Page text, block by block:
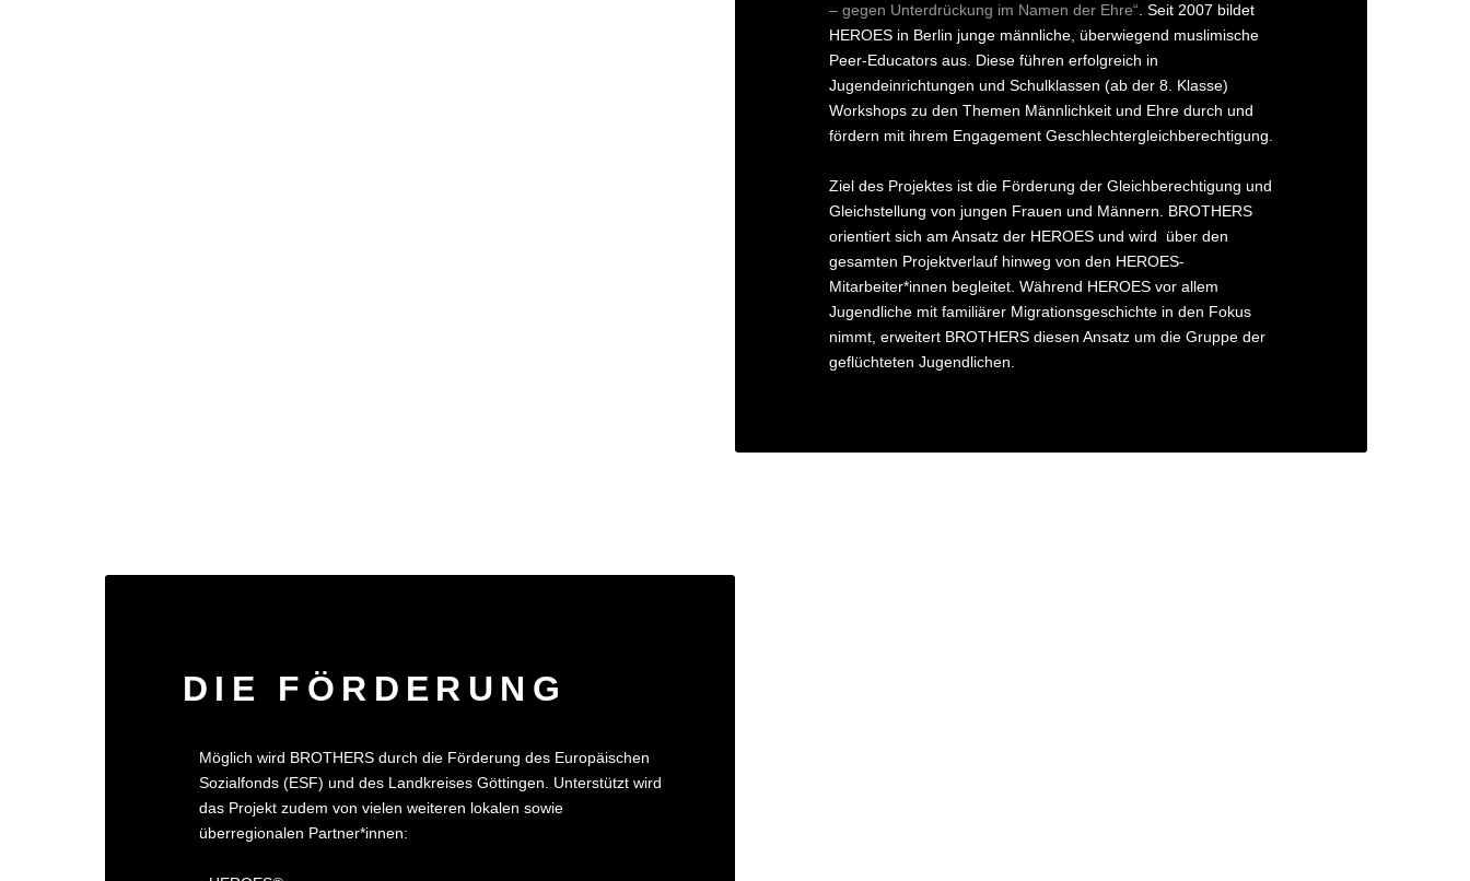
– gegen Unterdrückung im Namen der Ehre“ . Seit 2007 bildet
HEROES in Berlin junge männliche, überwiegend muslimische
Peer-Educators aus. Diese führen erfolgreich in
Jugendeinrichtungen und Schulklassen (ab der 8. Klasse)
Workshops zu den Themen Männlichkeit und Ehre durch und
fördern mit ihrem Engagement Geschlechtergleichberechtigung.
Ziel des Projektes ist die Förderung der Gleichberechtigung und
Gleichstellung von jungen Frauen und Männern. BROTHERS
orientiert sich am Ansatz der HEROES und wird über den
gesamten Projektverlauf hinweg von den HEROES-
Mitarbeiter*innen begleitet. Während HEROES vor allem
Jugendliche mit familiärer Migrationsgeschichte in den Fokus
nimmt, erweitert BROTHERS diesen Ansatz um die Gruppe der
geflüchteten Jugendlichen.
DIE FÖRDERUNG
Möglich wird BROTHERS durch die Förderung des Europäischen
Sozialfonds (ESF) und des Landkreises Göttingen. Unterstützt wird
das Projekt zudem von vielen weiteren lokalen sowie
überregionalen Partner*innen: